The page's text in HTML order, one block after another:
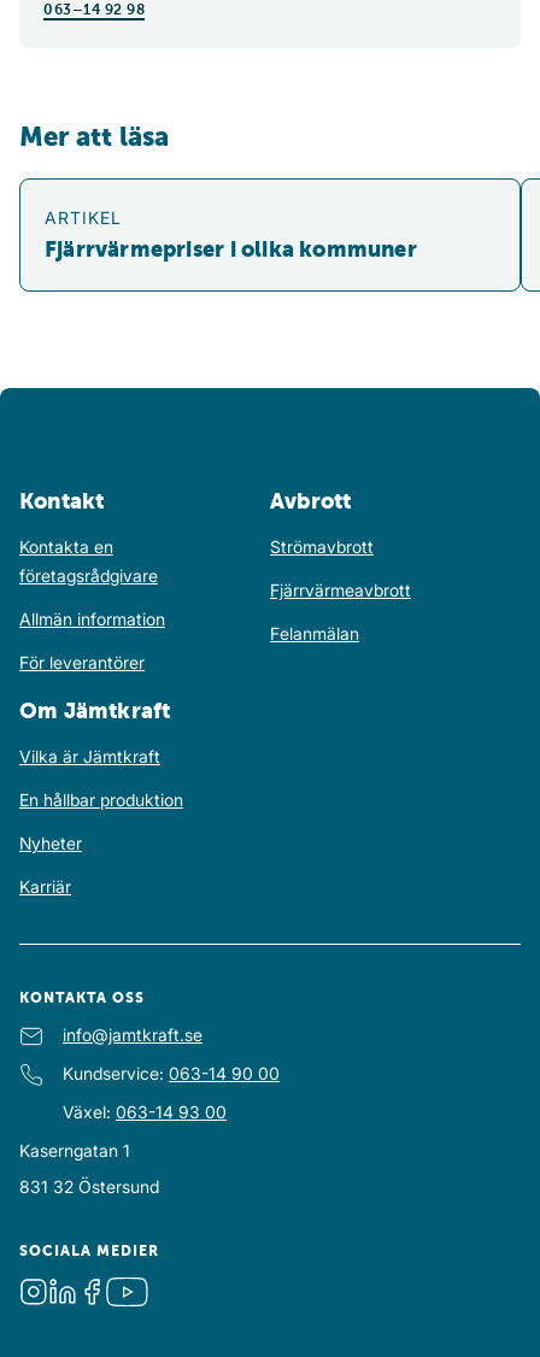
063–14 92 98
Mer att läsa
Fjärrvärmepriser i olika kommuner
ARTIKEL
Fjärrvärmepriser i olika kommuner
Kontakt
Kontakta en
företagsrådgivare
Allmän information
För leverantörer
Avbrott
Strömavbrott
Fjärrvärmeavbrott
Felanmälan
Om Jämtkraft
Vilka är Jämtkraft
En hållbar produktion
Nyheter
Karriär
KONTAKTA OSS
E-post:
info@jamtkraft.se
Kundservice: 063-14 90 00
Växel: 063-14 93 00
Kaserngatan 1
831 32 Östersund
SOCIALA MEDIER